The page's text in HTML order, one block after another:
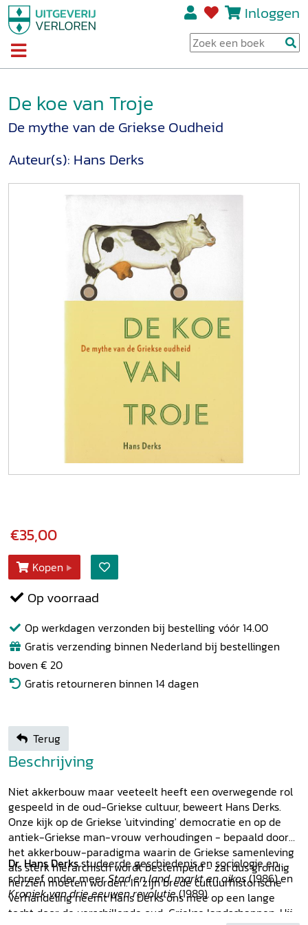
Inloggen
De koe van Troje
De mythe van de Griekse Oudheid
Auteur(s): Hans Derks
€35,00
Kopen
Op voorraad
Op werkdagen verzonden bij bestelling vóór 14.00
Gratis verzending binnen Nederland bij bestellingen
boven € 20
Gratis retourneren binnen 14 dagen
Terug
Beschrijving
Niet akkerbouw maar veeteelt heeft een overwegende rol
gespeeld in de oud-Griekse cultuur, beweert Hans Derks.
Onze kijk op de Griekse 'uitvinding' democratie en op de
antiek-Griekse man-vrouw verhoudingen - bepaald door
het akkerbouw-paradigma waarin de Griekse samenleving
als sterk hiërarchisch wordt bestempeld - zal dus grondig
herzien moeten worden. In zijn brede cultuurhistorische
verhandeling neemt Hans Derks ons mee op een lange
tocht door de verschillende oud-Griekse landschappen. Hij
Dr. Hans Derksstudeerde geschiedenis en sociologie en
schreef onder meerStad en land, markt en oikos(1986) en
Kroniek van drie eeuwen revolutie(1989).